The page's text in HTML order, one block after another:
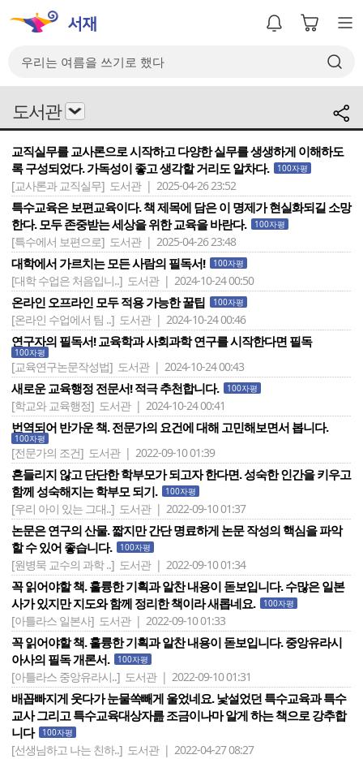
도서관
교직실무를 교사론으로 시작하고 다양한 실무를 생생하게 이해하도
록 구성되었다. 가독성이 좋고 생각할 거리도 알차다.
100자평
[교사론과 교직실무] 도서관 | 2025-04-26 23:52
특수교육은 보편교육이다. 책 제목에 담은 이 명제가 현실화되길 소망
한다. 모두 존중받는 세상을 위한 교육을 바란다.
100자평
[특수에서 보편으로] 도서관 | 2025-04-26 23:48
대학에서 가르치는 모든 사람의 필독서! 100자평
[대학 수업은 처음입니..] 도서관 | 2024-10-24 00:50
온라인 오프라인 모두 적용 가능한 꿀팁 100자평
[온라인 수업에서 팀 ..] 도서관 | 2024-10-24 00:46
연구자의 필독서! 교육학과 사회과학 연구를 시작한다면 필독
100자평
[교육연구논문작성법] 도서관 | 2024-10-24 00:43
새로운 교육행정 전문서! 적극 추천합니다. 100자평
[학교와 교육행정] 도서관 | 2024-10-24 00:41
번역되어 반가운 책. 전문가의 요건에 대해 고민해보면서 봅니다.
100자평
[전문가의 조건] 도서관 | 2022-09-10 01:39
흔들리지 않고 단단한 학부모가 되고자 한다면. 성숙한 인간을 키우고
함께 성숙해지는 학부모 되기.
100자평
[우리 아이 있는 그대..] 도서관 | 2022-09-10 01:37
논문은 연구의 산물. 짧지만 간단 명료하게 논문 작성의 핵심을 파악
할 수 있어 좋습니다.
100자평
[원병묵 교수의 과학 ..] 도서관 | 2022-09-10 01:34
꼭 읽어야할 책. 훌륭한 기획과 알찬 내용이 돋보입니다. 수많은 일본
사가 있지만 지도와 함께 정리한 책이라 새롭네요.
100자평
[아틀라스 일본사] 도서관 | 2022-09-10 01:33
꼭 읽어야할 책. 훌륭한 기획과 알찬 내용이 돋보입니다. 중앙유라시
아사의 필독 개론서.
100자평
[아틀라스 중앙유라시..] 도서관 | 2022-09-10 01:31
배꼽빠지게 웃다가 눈물쏙빼게 울었네요. 낯설었던 특수교육과 특수
교사 그리고 특수교육대상자릂 조금이나마 알게 하는 책으로 강추합
니다
100자평
[선생님하고 나는 친하..] 도서관 | 2022-04-27 08:27